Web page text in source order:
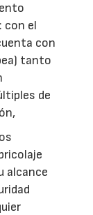
con el
con
tanto
de
alcance